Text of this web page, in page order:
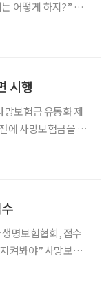
시행
보험금 유동화 제
에 사망보험금을 일
명보험협회, 접수
사망보험